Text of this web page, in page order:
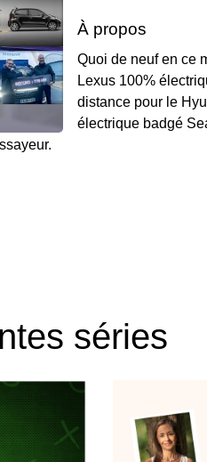
À propos
Quoi de neuf en ce
Lexus 100%
distance pour le
électrique badgé
séries